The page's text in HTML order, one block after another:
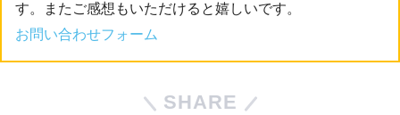
す。またご感想もいただけると嬉しいです。
お問い合わせフォーム
SHARE